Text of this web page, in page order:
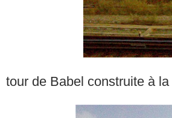
tour de Babel construite à